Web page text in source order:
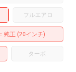
フルエアロ
：純正 (20インチ)
ターボ